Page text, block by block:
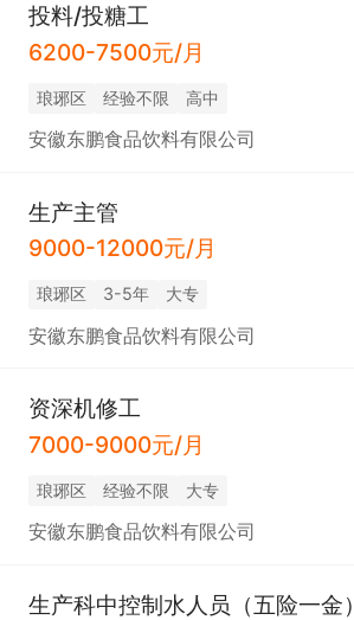
投料/投糖工
6200-7500元/月
琅琊区 经验不限 高中
安徽东鹏食品饮料有限公司
生产主管
9000-12000元/月
琅琊区 3-5年 大专
安徽东鹏食品饮料有限公司
资深机修工
7000-9000元/月
琅琊区 经验不限 大专
安徽东鹏食品饮料有限公司
生产科中控制水人员（五险一金）